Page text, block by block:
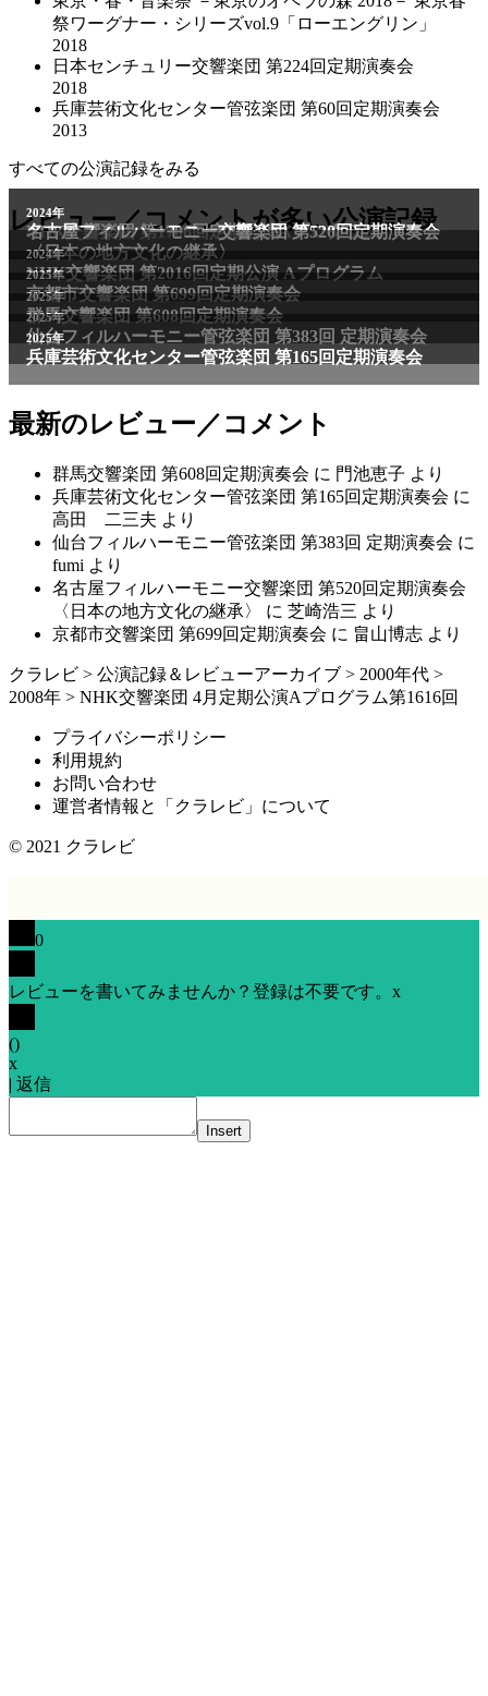
祭ワーグナー・シリーズvol.9「ローエングリン」
2018
日本センチュリー交響楽団 第224回定期演奏会
2018
兵庫芸術文化センター管弦楽団 第60回定期演奏会
2013
すべての公演記録をみる
レビュー／コメントが多い公演記録
最新のレビュー／コメント
群馬交響楽団 第608回定期演奏会 に 門池恵子 より
兵庫芸術文化センター管弦楽団 第165回定期演奏会 に
高田 二三夫 より
仙台フィルハーモニー管弦楽団 第383回 定期演奏会 に
fumi より
名古屋フィルハーモニー交響楽団 第520回定期演奏会
〈日本の地方文化の継承〉
に 芝崎浩三 より
京都市交響楽団 第699回定期演奏会 に 畠山博志 より
クラレビ > 公演記録＆レビューアーカイブ > 2000年代 >
2008年 > NHK交響楽団 4月定期公演Aプログラム第1616回
プライバシーポリシー
利用規約
お問い合わせ
運営者情報と「クラレビ」について
© 2021 クラレビ
0
レビューを書いてみませんか？登録は不要です。 x
()
x
| 返信
Insert